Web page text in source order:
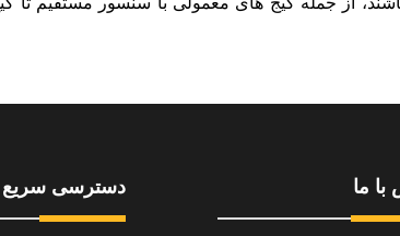
با ما دسترسی سریع